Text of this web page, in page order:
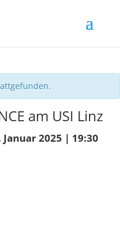
am USI Linz
Januar 2025 | 19:30